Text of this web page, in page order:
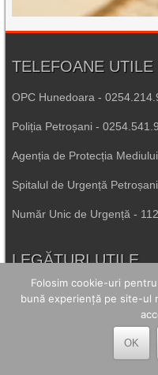
TELEFOANE UTILE
OPC Hunedoara -
Poliția Petroșani -
Agenția de Protecția
Spitalul de Urgență
Număr Unic de Urgență - 112
LEGĂTURI UTILE
Prefectura Hunedoara
Inspectoratul Școlar
Folosim cookie-uri
bună experiență pe site-ul
OK